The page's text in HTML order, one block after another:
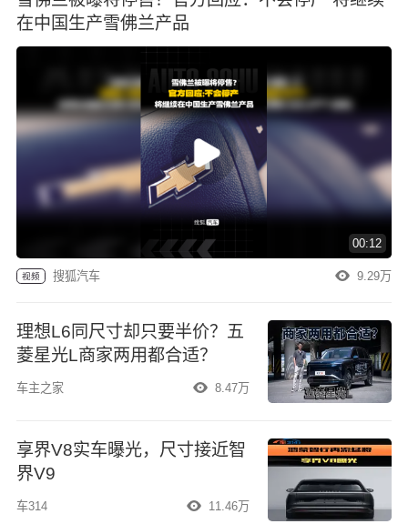
在中国生产雪佛兰产品
00:12
视频 搜狐汽车 9.29万
理想L6同尺寸却只要半价？五
菱星光L商家两用都合适？
车主之家 8.47万
享界V8实车曝光，尺寸接近智
界V9
车314 11.46万